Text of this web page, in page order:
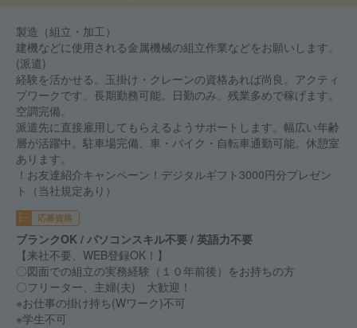
製造（組立・加工）
建機などに使用される金属機械の組立作業などをお願いします。
(派遣)
経験を活かせる。玉掛け・クレーンの資格あれば尚良。アクティ
ブワークです。長期勤務可能。日勤のみ。残業多めで稼げます。
空調完備。
派遣先に直接雇用してもらえるようサポートします。幅広い年齢
層が活躍中。駐車場完備、車・バイク・自転車通勤可能。休憩室
あります。
！お友達紹介キャンペーン！デジタルギフト3000円分プレゼン
ト（当社規定あり）
応募資格
ブランクOK / パソコンスキル不要 / 英語力不要
【来社不要、WEB登録OK！】
〇図面での組立の実務経験（１０年前後）をお持ちの方
〇フリーター、主婦(夫) 大歓迎！
※お仕事の掛け持ち(Wワーク)不可
※学生不可